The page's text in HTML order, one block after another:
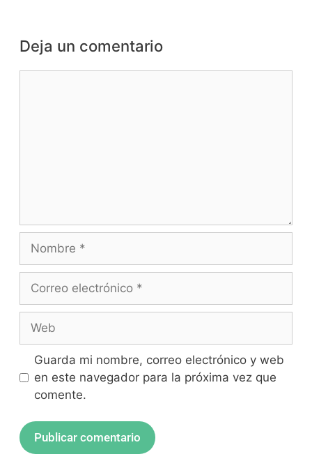
Deja un comentario
Guarda mi nombre, correo electrónico y web
en este navegador para la próxima vez que
comente.